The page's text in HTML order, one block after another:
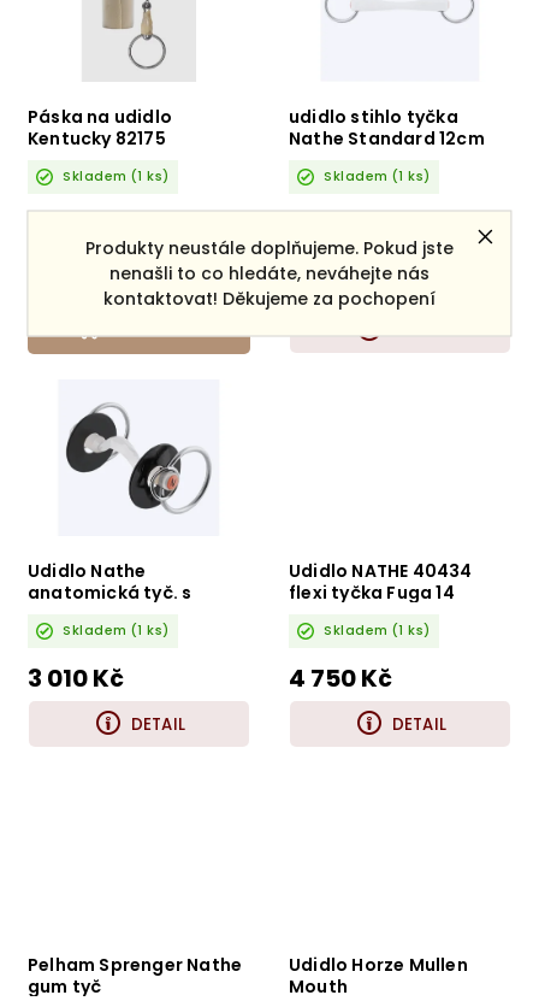
Produkty neustále doplňujeme. Pokud jste
nenašli to co hledáte, neváhejte nás
kontaktovat! Děkujeme za pochopení
Páska na udidlo
Kentucky 82175
Skladem (1 ks)
udidlo stihlo tyčka
Nathe Standard 12cm
Skladem (1 ks)
1 690 Kč
Udidlo Nathe
anatomická tyč. s
Skladem (1 ks)
3 010 Kč
DETAIL
Udidlo NATHE 40434
flexi tyčka Fuga 14
Skladem (1 ks)
4 750 Kč
DETAIL
Pelham Sprenger Nathe
gum tyč
Udidlo Horze Mullen
Mouth